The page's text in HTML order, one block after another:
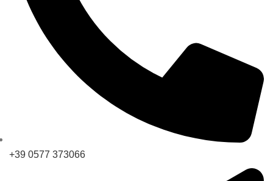
+39 0577 373066